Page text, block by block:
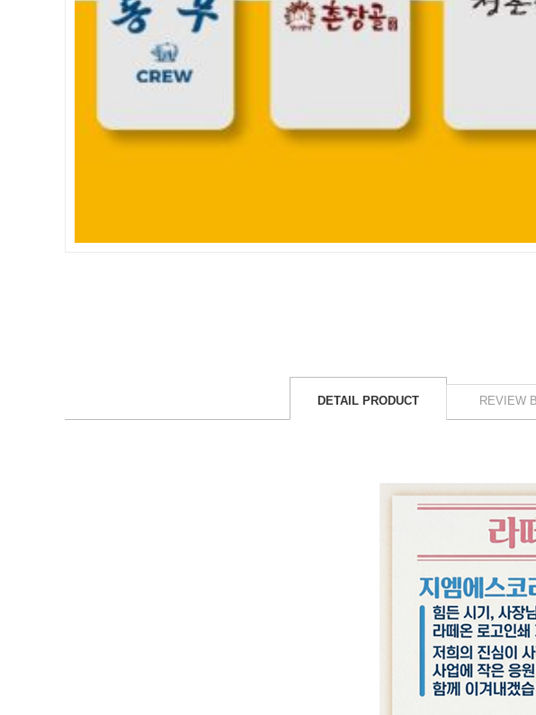
DETAIL PRODUCT REVIEW